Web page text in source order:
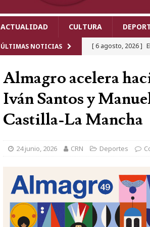
ACTUALIDAD CULTURA
ÚLTIMAS NOTICIAS [ 6 agosto, 2026 ]
[ 6 agosto, 2026 ]
Mundo 2026 y
[ 5 agosto, 2026 ]
[ 4 agosto, 2026 ]
[ 6 agosto, 2026 ]
actividades, Pablo
Almagro acelera
Iván Santos y
Castilla-La Mancha
24 junio, 2026 CRN Deportes